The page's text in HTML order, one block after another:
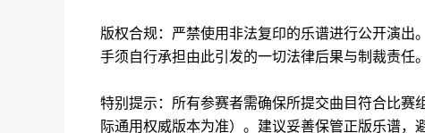
版权合规：严禁使用非法复印的乐谱进行公开演
手须自行承担由此引发的一切法律后果与制裁责任。
特别提示：所有参赛者需确保所提交曲目符合比赛
际通用权威版本为准）。建议妥善保管正版乐谱，